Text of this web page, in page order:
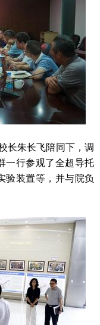
长朱长飞陪同下，调
一行参观了全超导托
验装置等，并与院负